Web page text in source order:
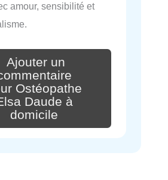
amour, sensibilité et
Ajouter un
Ostéopathe
Daude à
domicile